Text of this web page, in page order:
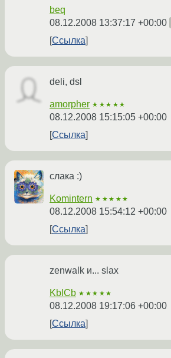
beq
08.12.2008 13:37:17 +00:00
Ссылка
deli, dsl
amorpher ★★★★★
08.12.2008 15:15:05 +00:00
Ссылка
слака :)
Komintern ★★★★★
08.12.2008 15:54:12 +00:00
Ссылка
zenwalk и... slax
KblCb ★★★★★
08.12.2008 19:17:06 +00:00
Ссылка